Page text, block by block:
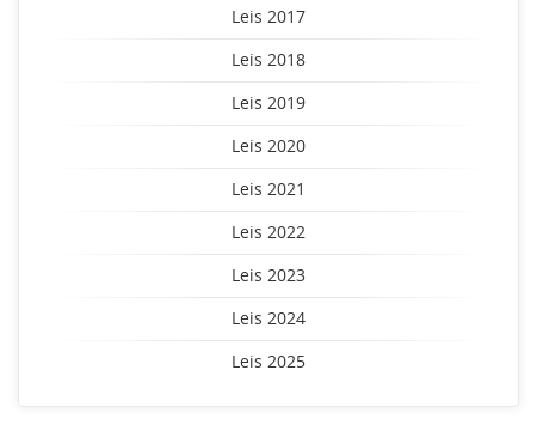
Leis 2017
Leis 2018
Leis 2019
Leis 2020
Leis 2021
Leis 2022
Leis 2023
Leis 2024
Leis 2025